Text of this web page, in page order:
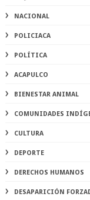
NACIONAL
POLICIACA
POLÍTICA
ACAPULCO
BIENESTAR ANIMAL
COMUNIDADES
CULTURA
DEPORTE
DERECHOS HUMANOS
DESAPARICIÓN